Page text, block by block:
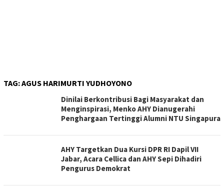
TAG:AGUS HARIMURTI YUDHOYONO
Dinilai Berkontribusi Bagi Masyarakat dan
Menginspirasi, Menko AHY Dianugerahi
Penghargaan Tertinggi Alumni NTU Singapura
AHY Targetkan Dua Kursi DPR RI Dapil VII
Jabar, Acara Cellica dan AHY Sepi Dihadiri
Pengurus Demokrat